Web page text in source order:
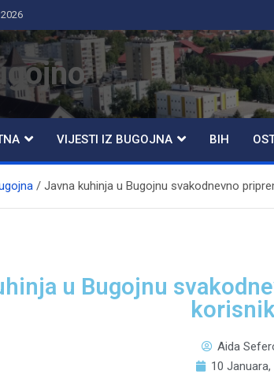
VIJESTI IZ BUGOJNA BIH
Javna kuhinja u Bugojnu svakodnevno
u Bugojnu
Aida
10 Januara,